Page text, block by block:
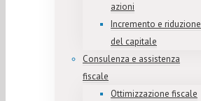
azioni
Incremento e riduzione
del capitale
Consulenza e assistenza
fiscale
Ottimizzazione fiscale